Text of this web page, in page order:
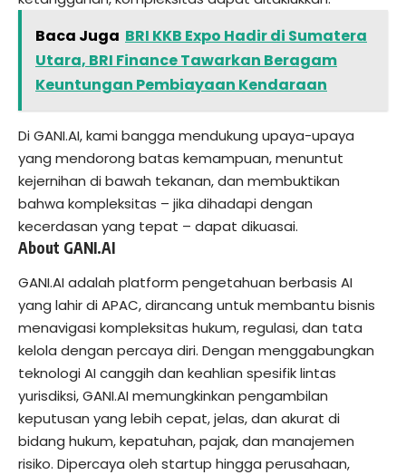
Baca Juga BRI KKB Expo Hadir di Sumatera
Utara, BRI Finance Tawarkan Beragam
Keuntungan Pembiayaan Kendaraan
Di GANI.AI, kami bangga mendukung upaya-upaya
yang mendorong batas kemampuan, menuntut
kejernihan di bawah tekanan, dan membuktikan
bahwa kompleksitas – jika dihadapi dengan
kecerdasan yang tepat – dapat dikuasai.
About GANI.AI
GANI.AI adalah platform pengetahuan berbasis AI
yang lahir di APAC, dirancang untuk membantu bisnis
menavigasi kompleksitas hukum, regulasi, dan tata
kelola dengan percaya diri. Dengan menggabungkan
teknologi AI canggih dan keahlian spesifik lintas
yurisdiksi, GANI.AI memungkinkan pengambilan
keputusan yang lebih cepat, jelas, dan akurat di
bidang hukum, kepatuhan, pajak, dan manajemen
risiko. Dipercaya oleh startup hingga perusahaan,